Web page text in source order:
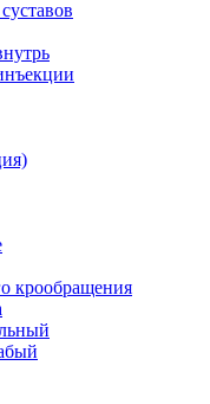
крообращения